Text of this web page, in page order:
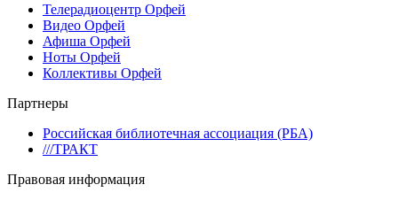
Телерадиоцентр Орфей
Видео Орфей
Афиша Орфей
Ноты Орфей
Коллективы Орфей
Партнеры
Российская библиотечная ассоциация (РБА)
///ТРАКТ
Правовая информация